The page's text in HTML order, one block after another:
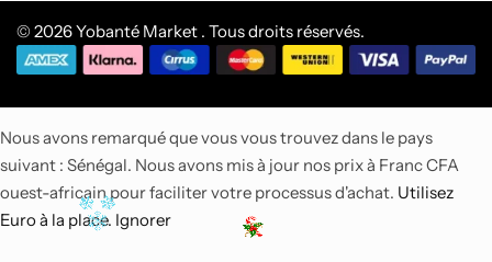
© 2026 Yobanté Market . Tous droits réservés.
Nous avons remarqué que vous vous trouvez dans le pays
suivant : Sénégal. Nous avons mis à jour nos prix à Franc CFA
ouest-africain pour faciliter votre processus d'achat. Utilisez
Euro à la place. Ignorer